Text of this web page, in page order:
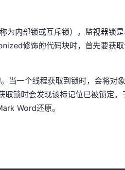
为内部锁或互斥锁）。监视器锁
修饰的代码块时，首先要获
当一个线程获取到锁时，会将对
锁时会发现该标记位已被锁定，
Word还原。